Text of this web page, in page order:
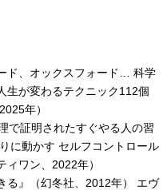
ド、オックスフォード… 科学
が変わるテクニック112個
年）
で証明されたすぐやる人の習
に動かす セルフコントロール
ワン、2022年）
る』（幻冬社、2012年） エヴ